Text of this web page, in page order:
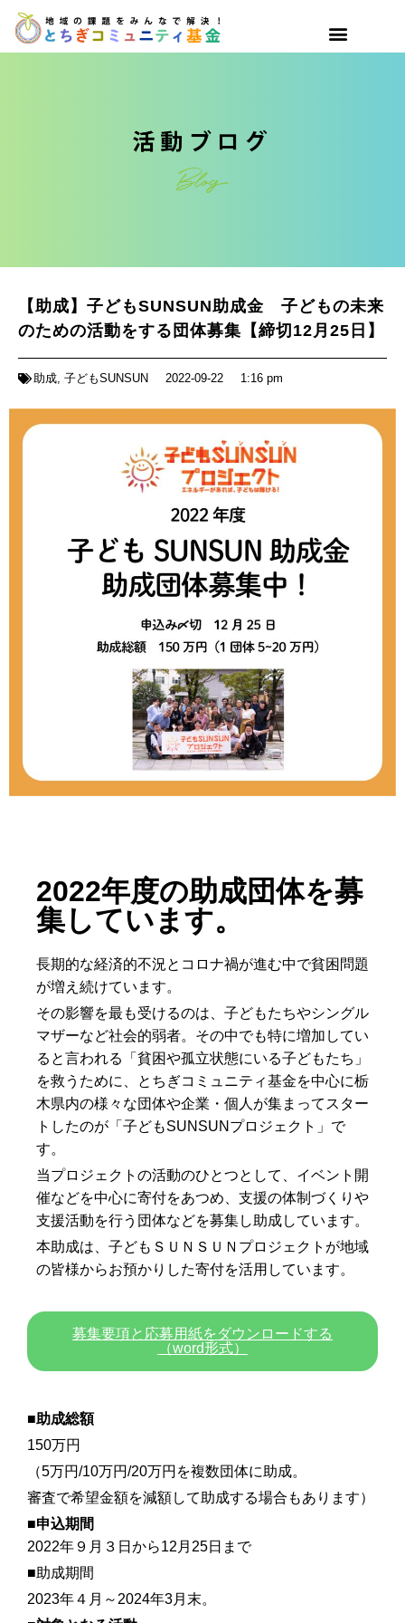
【助成】子どもSUNSUN助成金 子どもの未来
のための活動をする団体募集【締切12月25日】
助成, 子どもSUNSUN 2022-09-22 1:16 pm
2022年度の助成団体を募
集しています。
長期的な経済的不況とコロナ禍が進む中で貧困問題
が増え続けています。
その影響を最も受けるのは、子どもたちやシングル
マザーなど社会的弱者。その中でも特に増加してい
ると言われる「貧困や孤立状態にいる子どもたち」
を救うために、とちぎコミュニティ基金を中心に栃
木県内の様々な団体や企業・個人が集まってスター
トしたのが「子どもSUNSUNプロジェクト」で
す。
当プロジェクトの活動のひとつとして、イベント開
催などを中心に寄付をあつめ、支援の体制づくりや
支援活動を行う団体などを募集し助成しています。
本助成は、子どもＳＵＮＳＵＮプロジェクトが地域
の皆様からお預かりした寄付を活用しています。
募集要項と応募用紙をダウンロードする
（word形式）
■助成総額
150万円
（5万円/10万円/20万円を複数団体に助成。
審査で希望金額を減額して助成する場合もあります）
■申込期間
2022年９月３日から12月25日まで
■助成期間
2023年４月～2024年3月末。